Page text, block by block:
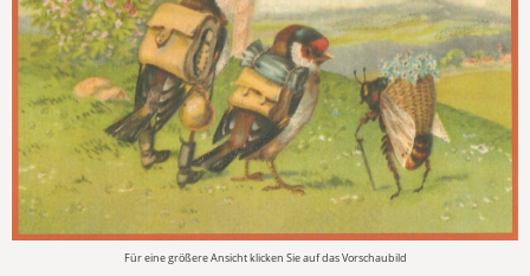
Für eine größere Ansicht klicken Sie auf das Vorschaubild